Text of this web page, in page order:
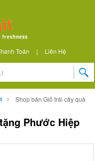
Toán | Liên Hệ
Shop bán Giỏ trái cây quà
Phước Hiệp